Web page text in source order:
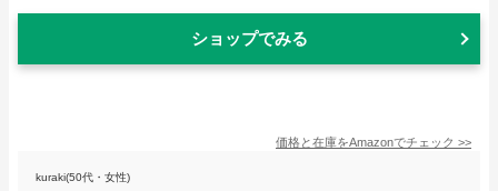
ショップでみる
価格と在庫をAmazonでチェック >>
kuraki(50代・女性)